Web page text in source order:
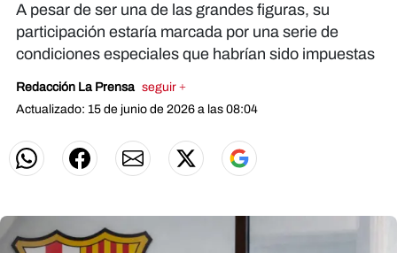
A pesar de ser una de las grandes figuras, su
participación estaría marcada por una serie de
condiciones especiales que habrían sido impuestas
Redacción La Prensa seguir +
Actualizado: 15 de junio de 2026 a las 08:04